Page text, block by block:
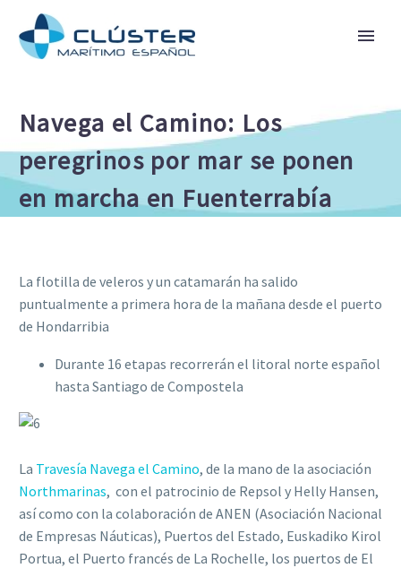
Navega el Camino: Los
peregrinos por mar se ponen
en marcha en Fuenterrabía
La flotilla de veleros y un catamarán ha salido
puntualmente a primera hora de la mañana desde el puerto
de Hondarribia
Durante 16 etapas recorrerán el litoral norte español
hasta Santiago de Compostela
La Travesía Navega el Camino, de la mano de la asociación
Northmarinas, con el patrocinio de Repsol y Helly Hansen,
así como con la colaboración de ANEN (Asociación Nacional
de Empresas Náuticas), Puertos del Estado, Euskadiko Kirol
Portua, el Puerto francés de La Rochelle, los puertos de El